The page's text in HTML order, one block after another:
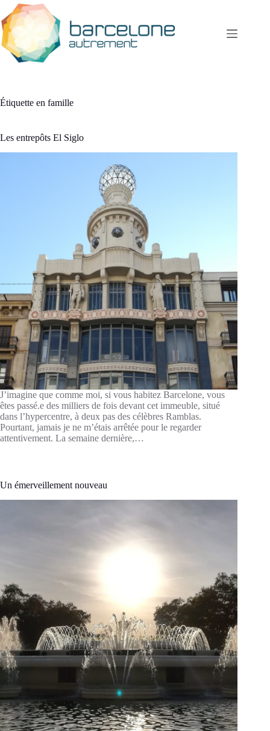
Passer
au
contenu
Étiquette en famille
Les entrepôts El Siglo
J’imagine que comme moi, si vous habitez Barcelone, vous
êtes passé.e des milliers de fois devant cet immeuble, situé
dans l’hypercentre, à deux pas des célèbres Ramblas.
Pourtant, jamais je ne m’étais arrêtée pour le regarder
attentivement. La semaine dernière,…
Un émerveillement nouveau